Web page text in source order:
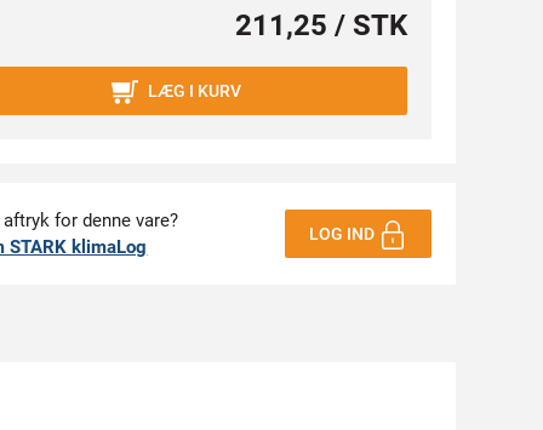
211,25 / STK
LÆG I KURV
aftryk for denne vare?
STARK klimaLog
LOG IND